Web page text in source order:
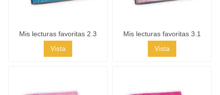
Mis lecturas favoritas 2.3
Vista
Mis lecturas favoritas 3.1
Vista